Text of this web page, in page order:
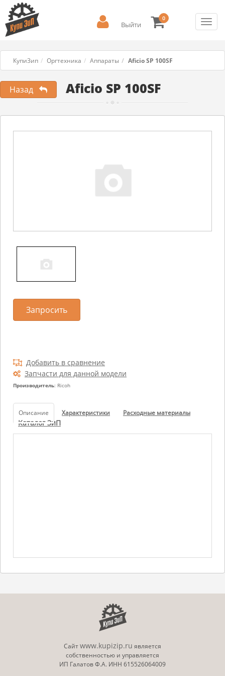
Выйти
0
КупиЗип Оргтехника Аппараты Aficio SP 100SF
Aficio SP 100SF
Назад
Добавить в сравнение
Запчасти для данной модели
Производитель: Ricoh
Запросить
Описание Характеристики Расходные материалы
Каталог ЗиП
Сайтwww.kupizip.ru является
собственностью и управляется
ИП Галатов Ф.А. ИНН 615526064009